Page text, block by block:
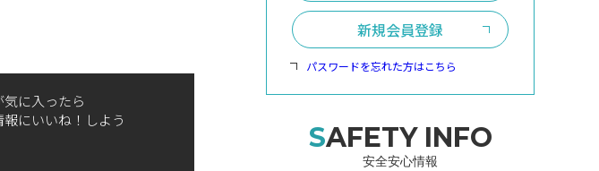
気に入ったら
にいいね！しよう
新規会員登録
パスワードを忘れた方はこちら
SAFETY INFO
安全安心情報